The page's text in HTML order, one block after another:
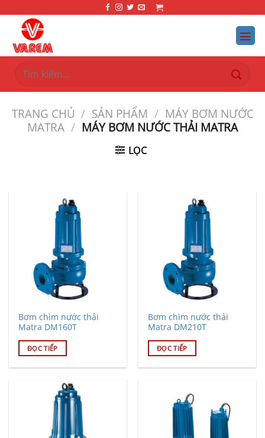
dung
Tìm
kiếm:
TRANG CHỦ / SẢN PHẨM / MÁY BƠM NƯỚC
MATRA / MÁY BƠM NƯỚC THẢI MATRA
LỌC
Bơm chìm nước thải
Matra DM160T
ĐỌC TIẾP
Bơm chìm nước thải
Matra DM210T
ĐỌC TIẾP